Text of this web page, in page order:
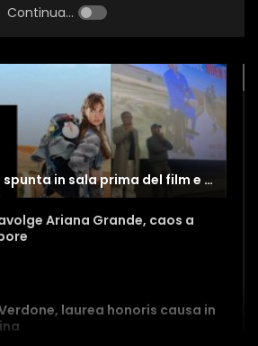
Continua...
Bari, Zalone spunta in sala prima del film e prende in giro tutti
Ariana Grande, caos a
laurea honoris causa in